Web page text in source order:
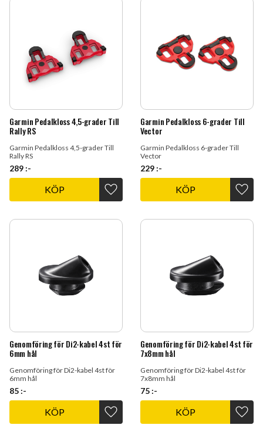
Garmin Pedalkloss 4,5-grader Till
Rally RS
Garmin Pedalkloss 4,5-grader Till
Rally RS
289 :-
Lägg till i favoriter
KÖP
Garmin Pedalkloss 6-grader Till
Vector
Garmin Pedalkloss 6-grader Till
Vector
229 :-
KÖP
Genomföring för Di2-kabel 4st för
6mm hål
Genomföring för Di2-kabel 4st för
6mm hål
85 :-
Lägg till i favoriter
KÖP
Genomföring för Di2-kabel 4st för
7x8mm hål
Genomföring för Di2-kabel 4st för
7x8mm hål
75 :-
KÖP